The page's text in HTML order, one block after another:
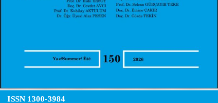
ISSN 1300-3984